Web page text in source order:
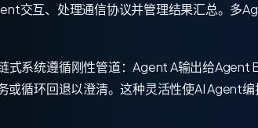
交互、处理通信协议并管理结果汇总。多
式系统遵循刚性管道：Agent A输出给Agent
循环回退以澄清。这种灵活性使AI Agent编